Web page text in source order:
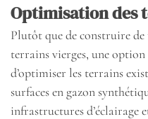
Optimisation des
Plutôt que de construire de
terrains vierges, une
d’optimiser les terrains
surfaces en gazon
infrastructures d’éclairage